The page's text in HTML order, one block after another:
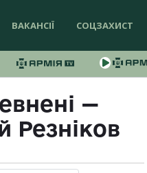
ВАКАНСІЇ СОЦЗАХИСТ
—
Резніков